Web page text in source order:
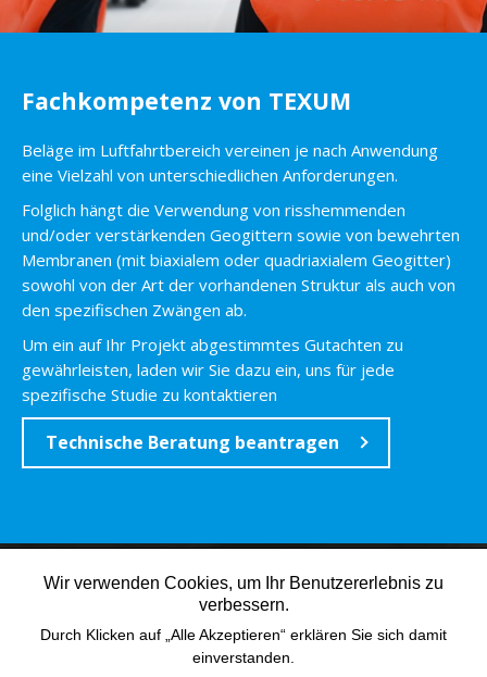
Fachkompetenz von TEXUM
Beläge im Luftfahrtbereich vereinen je nach Anwendung
eine Vielzahl von unterschiedlichen Anforderungen.
Folglich hängt die Verwendung von risshemmenden
und/oder verstärkenden Geogittern sowie von bewehrten
Membranen (mit biaxialem oder quadriaxialem Geogitter)
sowohl von der Art der vorhandenen Struktur als auch von
den spezifischen Zwängen ab.
Um ein auf Ihr Projekt abgestimmtes Gutachten zu
gewährleisten, laden wir Sie dazu ein, uns für jede
spezifische Studie zu kontaktieren
Technische Beratung beantragen
Wir verwenden Cookies, um Ihr Benutzererlebnis zu
verbessern.
Durch Klicken auf „Alle Akzeptieren“ erklären Sie sich damit
einverstanden.